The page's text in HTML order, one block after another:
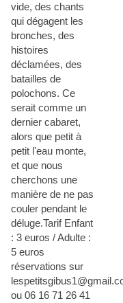
vide, des chants
qui dégagent les
bronches, des
histoires
déclamées, des
batailles de
polochons. Ce
serait comme un
dernier cabaret,
alors que petit à
petit l'eau monte,
et que nous
cherchons une
manière de ne pas
couler pendant le
déluge.Tarif Enfant
: 3 euros / Adulte :
5 euros
réservations sur
ou 06 16 71 26 41